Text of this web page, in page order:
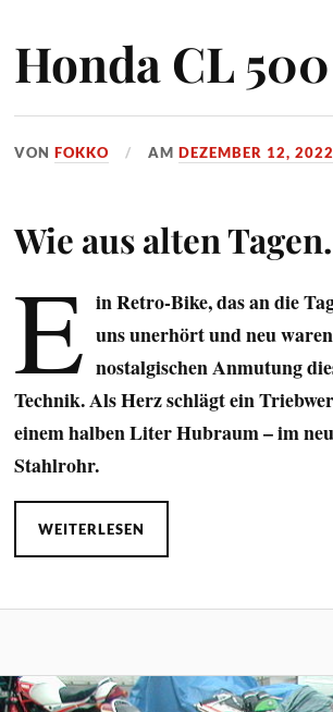
Honda CL 500
VONFOKKO AMDEZEMBER 12, 2022
Wie aus alten
E in Retro-Bike, das an die
uns unerhört und neu
nostalgischen Anmutung
Technik. Als Herz schlägt ein
einem halben Liter Hubraum – im
Stahlrohr.
WEITERLESEN